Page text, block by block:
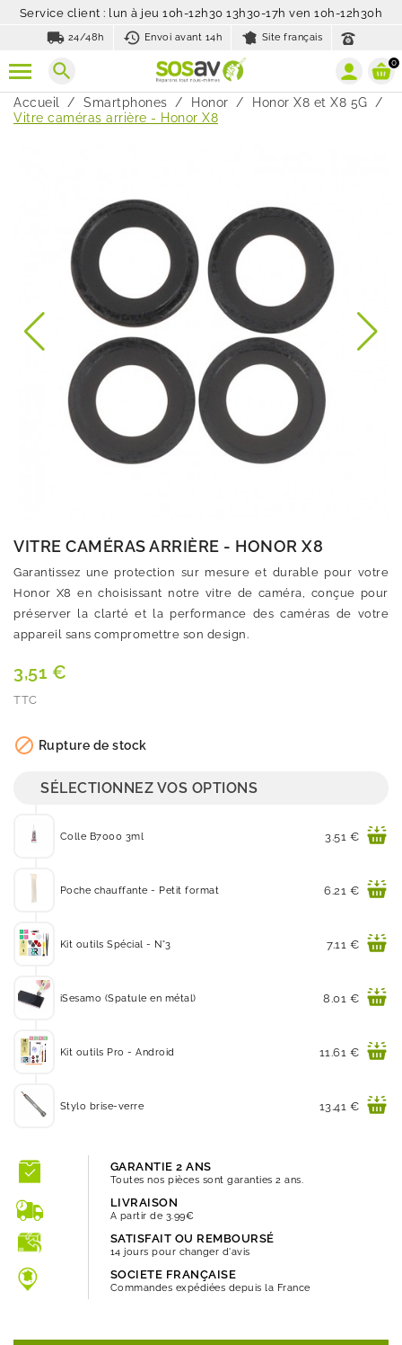
Service client : lun à jeu 10h-12h30 13h30-17h ven 10h-12h30h
local_shipping 24/48h history_toggle_off
Envoi avant 14h Site français
search 0
Accueil Smartphones Honor
Honor X8 et X8 5G
Vitre caméras arrière - Honor X8
VITRE CAMÉRAS ARRIÈRE - HONOR X8
Garantissez une protection sur mesure et durable pour votre
Honor X8 en choisissant notre vitre de caméra, conçue pour
préserver la clarté et la performance des caméras de votre
appareil sans compromettre son design.
3,51 €
TTC
 Rupture de stock
SÉLECTIONNEZ VOS OPTIONS
Colle B7000 3ml Prix
3.51 €
Poche chauffante - Petit format Prix
6.21 €
Kit outils Spécial - N°3 Prix
7.11 €
iSesamo (Spatule en métal) Prix
8.01 €
Kit outils Pro - Android Prix
11.61 €
Stylo brise-verre Prix
13.41 €
GARANTIE 2 ANS
Toutes nos pièces sont garanties 2 ans.
LIVRAISON
A partir de 3.99€
SATISFAIT OU REMBOURSÉ
14 jours pour changer d'avis
SOCIETE FRANÇAISE
Commandes expédiées depuis la France